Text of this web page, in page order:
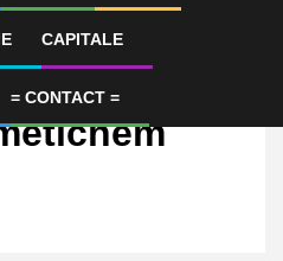
CAPITALE
= CONTACT =